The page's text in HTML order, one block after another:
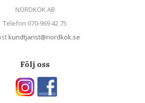
NORDKÖK AB
Telefon 070-969 42 75
kundtjanst@nordkok.se
Följ oss